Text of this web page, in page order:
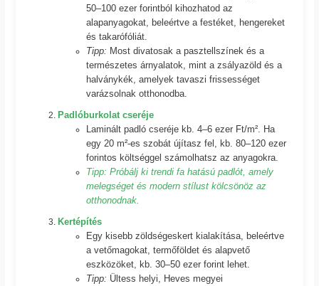
50–100 ezer forintból kihozhatod az
alapanyagokat, beleértve a festéket, hengereket
és takarófóliát.
Tipp: Most divatosak a pasztellszínek és a
természetes árnyalatok, mint a zsályazöld és a
halványkék, amelyek tavaszi frissességet
varázsolnak otthonodba.
Padlóburkolat cseréje
Laminált padló cseréje kb. 4–6 ezer Ft/m². Ha
egy 20 m²-es szobát újítasz fel, kb. 80–120 ezer
forintos költséggel számolhatsz az anyagokra.
Tipp: Próbálj ki trendi fa hatású padlót, amely
melegséget és modern stílust kölcsönöz az
otthonodnak.
Kertépítés
Egy kisebb zöldségeskert kialakítása, beleértve
a vetőmagokat, termőföldet és alapvető
eszközöket, kb. 30–50 ezer forint lehet.
Tipp: Ültess helyi, Heves megyei